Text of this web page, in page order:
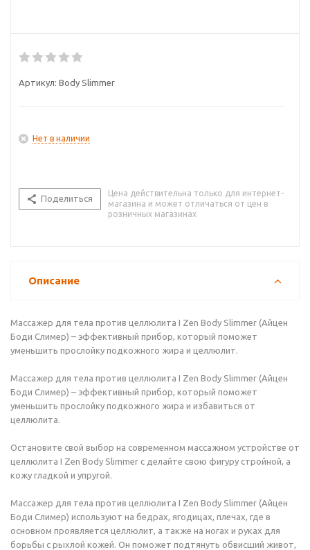
Артикул: Body Slimmer
Нет в наличии
Поделиться
Цена действительна только для интернет-
магазина и может отличаться от цен в
розничных магазинах
Описание
Массажер для тела против целлюлита I Zen Body Slimmer (Айцен
Боди Слимер) – эффективный прибор, который поможет
уменьшить прослойку подкожного жира и целлюлит.
Массажер для тела против целлюлита I Zen Body Slimmer (Айцен
Боди Слимер) – эффективный прибор, который поможет
уменьшить прослойку подкожного жира и избавиться от
целлюлита.
Остановите свой выбор на современном массажном устройстве от
целлюлита I Zen Body Slimmer с делайте свою фигуру стройной, а
кожу гладкой и упругой.
Массажер для тела против целлюлита I Zen Body Slimmer (Айцен
Боди Слимер) используют на бедрах, ягодицах, плечах, где в
основном проявляется целлюлит, а также на ногах и руках для
борьбы с рыхлой кожей. Он поможет подтянуть обвисший живот,